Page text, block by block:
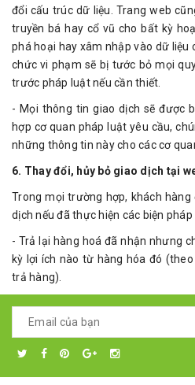
đổi cấu trúc dữ liệu. Trang web
truyền bá hay cổ vũ cho bất kỳ
phá hoại hay xâm nhập vào dữ liệu
chức vi phạm sẽ bị tước bỏ mọi
trước pháp luật nếu cần thiết.
- Mọi thông tin giao dịch sẽ được
hợp cơ quan pháp luật yêu cầu,
những thông tin này cho các cơ
6. Thay đổi, hủy bỏ giao dịch tại
Trong mọi trường hợp, khách
dịch nếu đã thực hiện các biện pháp
- Trả lại hàng hoá đã nhận nhưng
kỳ lợi ích nào từ hàng hóa đó
trả hàng).